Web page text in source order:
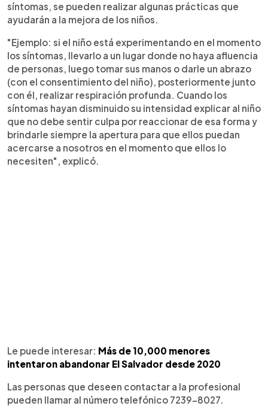
síntomas, se pueden realizar algunas prácticas que
ayudarán a la mejora de los niños.
"Ejemplo: si el niño está experimentando en el momento
los síntomas, llevarlo a un lugar donde no haya afluencia
de personas, luego tomar sus manos o darle un abrazo
(con el consentimiento del niño), posteriormente junto
con él, realizar respiración profunda. Cuando los
síntomas hayan disminuido su intensidad explicar al niño
que no debe sentir culpa por reaccionar de esa forma y
brindarle siempre la apertura para que ellos puedan
acercarse a nosotros en el momento que ellos lo
necesiten", explicó.
Le puede interesar: Más de 10,000 menores
intentaron abandonar El Salvador desde 2020
Las personas que deseen contactar a la profesional
pueden llamar al número telefónico 7239-8027.